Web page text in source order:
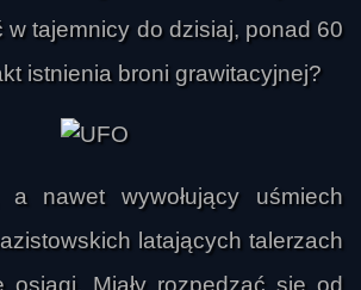
w tajemnicy do dzisiaj, ponad 60
istnienia broni grawitacyjnej?
a nawet wywołujący uśmiech
latających talerzach
osiągi. Miały rozpędzać się od